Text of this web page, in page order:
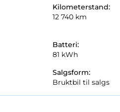
Kilometerstand:
12 740 km
Batteri:
81 kWh
Salgsform:
Bruktbil til salgs